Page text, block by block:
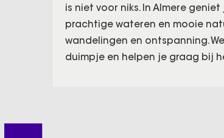
is niet voor niks. In Almere
prachtige wateren en mooie
wandelingen en ontspanning.
duimpje en helpen je graag bij